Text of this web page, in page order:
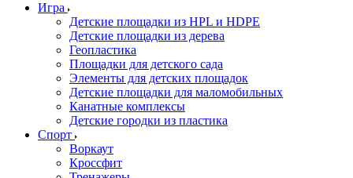
Игра
Детские площадки из HPL и HDPE
Детские площадки из дерева
Геопластика
Площадки для детского сада
Элементы для детских площадок
Детские площадки для маломобильных
Канатные комплексы
Детские городки из пластика
Спорт
Воркаут
Кроссфит